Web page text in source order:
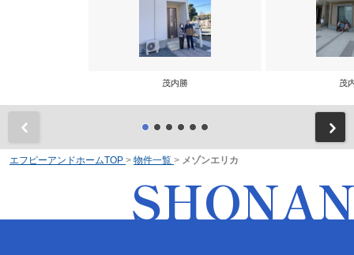
茂内勝 茂
エフピーアンドホームTOP > 物件一覧 > メゾンエリカ